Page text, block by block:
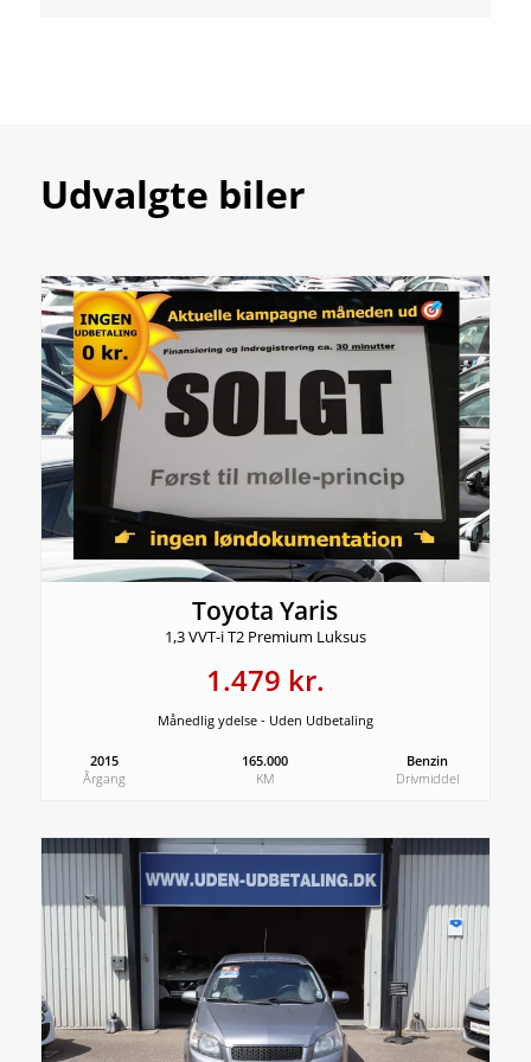
Udvalgte biler
Toyota Yaris
1,3 VVT-i T2 Premium Luksus
1.479 kr.
Månedlig ydelse - Uden Udbetaling
2015
Årgang
165.000
KM
Benzin
Drivmiddel